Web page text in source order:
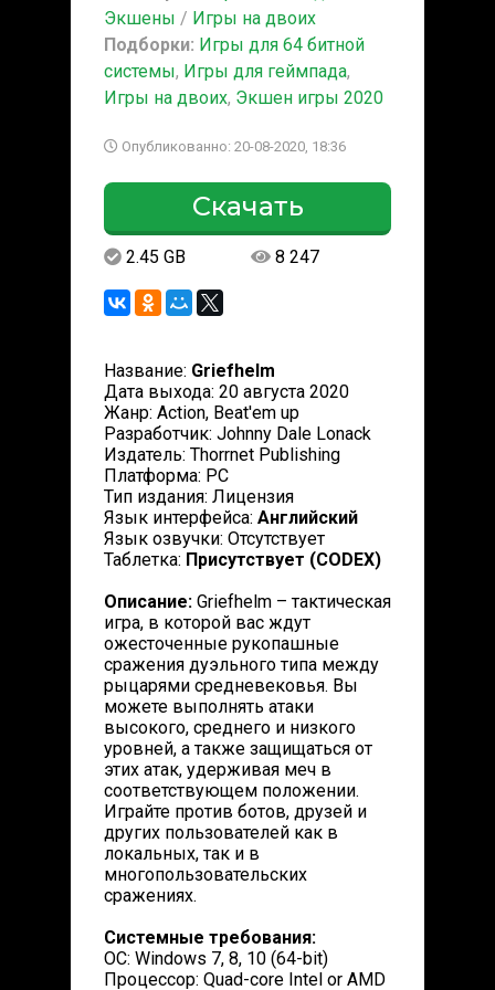
Экшены / Игры на двоих
Подборки: Игры для 64 битной
системы, Игры для геймпада,
Игры на двоих, Экшен игры 2020
Опубликованно: 20-08-2020, 18:36
Скачать
2.45 GB 8 247
Название: Griefhelm
Дата выхода: 20 августа 2020
Жанр: Action, Beat'em up
Разработчик: Johnny Dale Lonack
Издатель: Thorrnet Publishing
Платформа: PC
Тип издания: Лицензия
Язык интерфейса: Английский
Язык озвучки: Отсутствует
Таблетка: Присутствует (CODEX)
Описание: Griefhelm – тактическая
игра, в которой вас ждут
ожесточенные рукопашные
сражения дуэльного типа между
рыцарями средневековья. Вы
можете выполнять атаки
высокого, среднего и низкого
уровней, а также защищаться от
этих атак, удерживая меч в
соответствующем положении.
Играйте против ботов, друзей и
других пользователей как в
локальных, так и в
многопользовательских
сражениях.
Системные требования:
ОС: Windows 7, 8, 10 (64-bit)
Процессор: Quad-core Intel or AMD